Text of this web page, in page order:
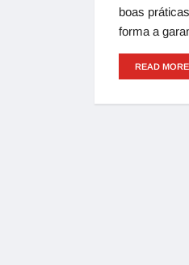
boas
forma a
READ MORE